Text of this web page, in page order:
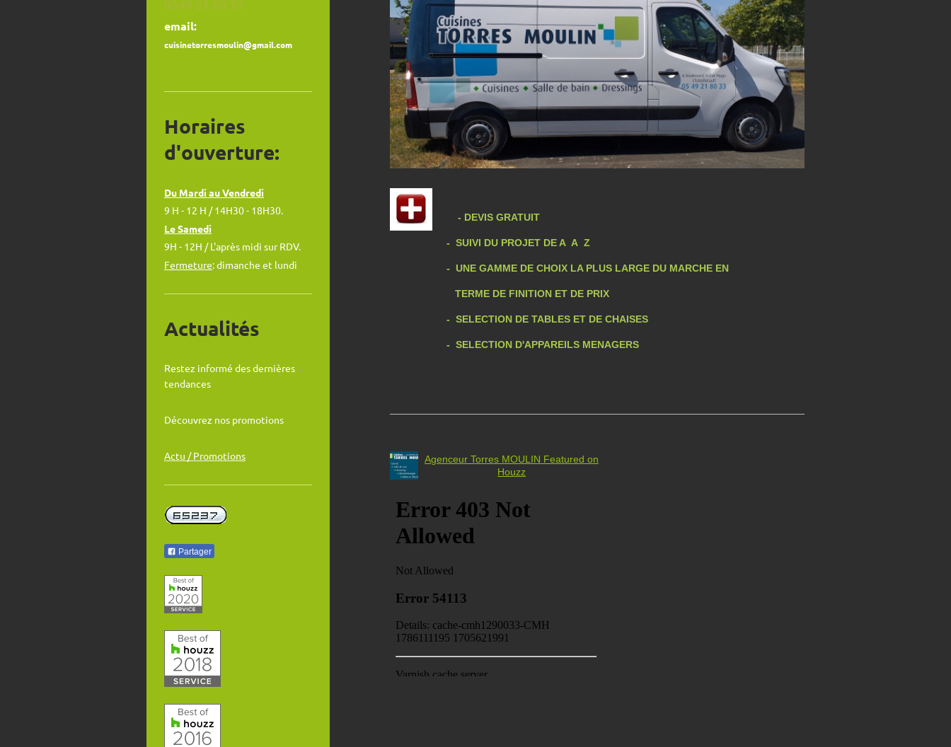
- DEVIS GRATUIT
- SUIVI DU PROJET DE A A Z
- UNE GAMME DE CHOIX LA PLUS LARGE DU MARCHE EN
TERME DE FINITION ET DE PRIX
- SELECTION DE TABLES ET DE CHAISES
- SELECTION D'APPAREILS MENAGERS
Agenceur Torres MOULIN Featured on
Houzz
0549 21 80 33
email:
cuisinetorresmoulin@gmail.com
Horaires
d'ouverture:
Du Mardi au Vendredi
9 H - 12 H / 14H30 - 18H30.
Le Samedi
9H - 12H / L'après midi sur RDV.
Fermeture: dimanche et lundi
Actualités
Restez informé des dernières
tendances
Découvrez nos promotions
Actu / Promotions
Partager